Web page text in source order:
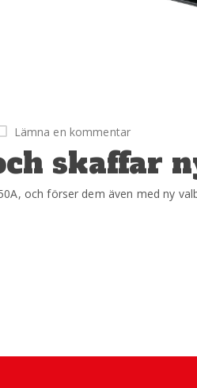
Lämna en kommentar
skaffar
och förser dem även med ny